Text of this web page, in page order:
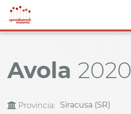
Avola 2020
Provincia:
Siracusa (SR)